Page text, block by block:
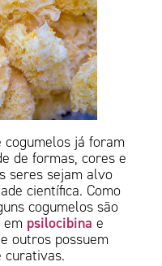
cogumelos já foram
de formas, cores e
seres sejam alvo
científica. Como
cogumelos são
psilocibina e
outros possuem
curativas.